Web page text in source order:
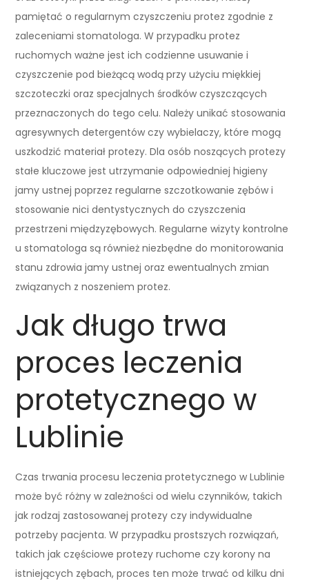
pamiętać o regularnym czyszczeniu protez zgodnie z
zaleceniami stomatologa. W przypadku protez
ruchomych ważne jest ich codzienne usuwanie i
czyszczenie pod bieżącą wodą przy użyciu miękkiej
szczoteczki oraz specjalnych środków czyszczących
przeznaczonych do tego celu. Należy unikać stosowania
agresywnych detergentów czy wybielaczy, które mogą
uszkodzić materiał protezy. Dla osób noszących protezy
stałe kluczowe jest utrzymanie odpowiedniej higieny
jamy ustnej poprzez regularne szczotkowanie zębów i
stosowanie nici dentystycznych do czyszczenia
przestrzeni międzyzębowych. Regularne wizyty kontrolne
u stomatologa są również niezbędne do monitorowania
stanu zdrowia jamy ustnej oraz ewentualnych zmian
związanych z noszeniem protez.
Jak długo trwa
proces leczenia
protetycznego w
Lublinie
Czas trwania procesu leczenia protetycznego w Lublinie
może być różny w zależności od wielu czynników, takich
jak rodzaj zastosowanej protezy czy indywidualne
potrzeby pacjenta. W przypadku prostszych rozwiązań,
takich jak częściowe protezy ruchome czy korony na
istniejących zębach, proces ten może trwać od kilku dni